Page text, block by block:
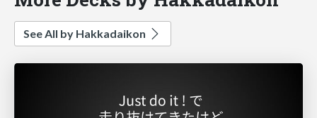
See All by Hakkadaikon